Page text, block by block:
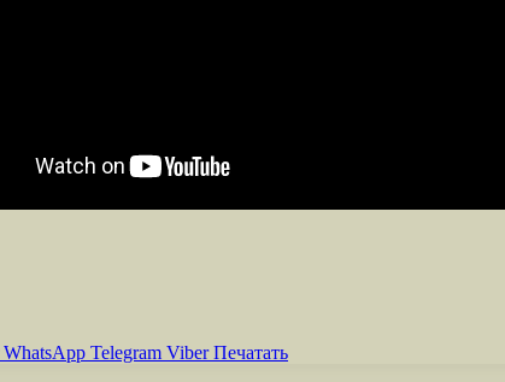
WhatsApp Telegram Viber Печатать